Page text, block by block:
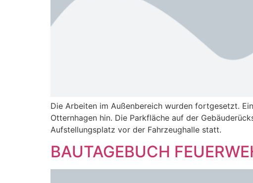
Die Arbeiten im Außenbereich wurden fortgesetzt.
Otternhagen hin. Die Parkfläche auf der
Aufstellungsplatz vor der Fahrzeughalle statt.
BAUTAGEBUCH